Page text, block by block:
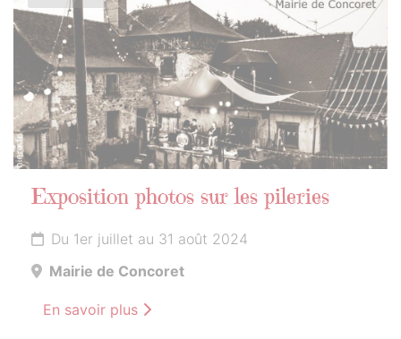
Exposition photos sur les pileries
Du 1er juillet au 31 août 2024
Mairie de Concoret
En savoir plus